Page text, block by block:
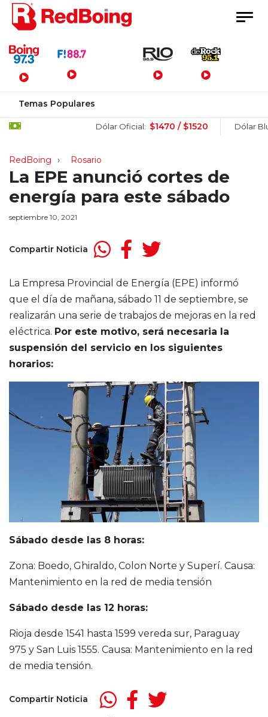
Menú Principal
Temas Populares
Dólar Oficial: $1470 / $1520 Dólar Blue:
RedBoing Rosario
La EPE anunció cortes de
energía para este sábado
septiembre 10, 2021
Compartir Noticia
La Empresa Provincial de Energía (EPE) informó
que el día de mañana, sábado 11 de septiembre, se
realizarán una serie de trabajos de mejoras en la red
eléctrica. Por este motivo, será necesaria la
suspensión del servicio en los siguientes
horarios:
Sábado desde las 8 horas:
Zona: Boedo, Ghiraldo, Colon Norte y Superí. Causa:
Mantenimiento en la red de media tensión
Sábado desde las 12 horas:
Rioja desde 1541 hasta 1599 vereda sur, Paraguay
975 y San Luis 1555. Causa: Mantenimiento en la red
de media tensión.
Compartir Noticia